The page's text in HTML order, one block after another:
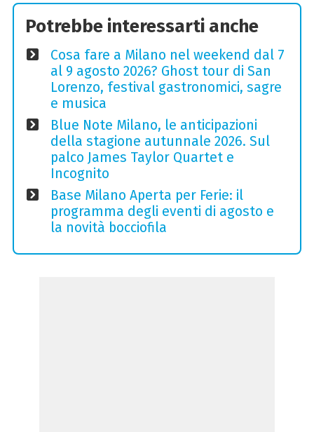
Potrebbe interessarti anche
Cosa fare a Milano nel weekend dal 7
al 9 agosto 2026? Ghost tour di San
Lorenzo, festival gastronomici, sagre
e musica
Blue Note Milano, le anticipazioni
della stagione autunnale 2026. Sul
palco James Taylor Quartet e
Incognito
Base Milano Aperta per Ferie: il
programma degli eventi di agosto e
la novità bocciofila